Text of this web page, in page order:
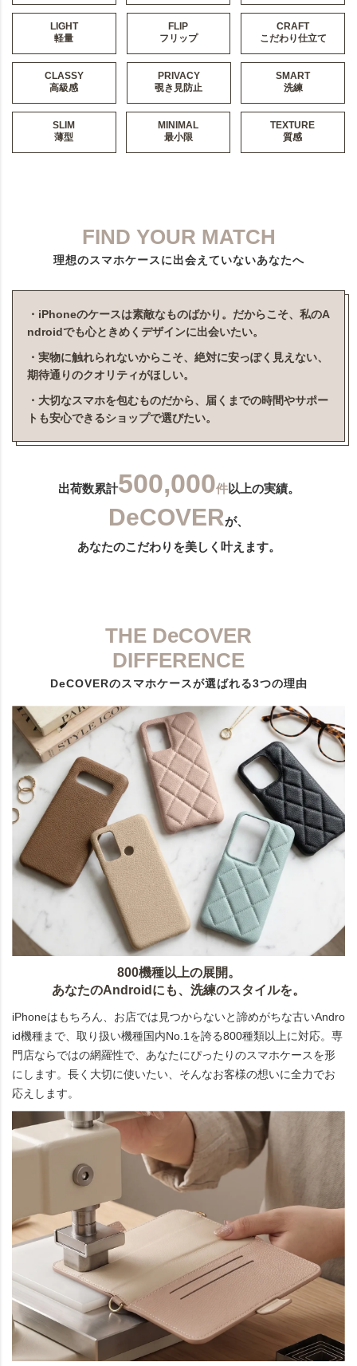
LIGHT
軽量
FLIP
フリップ
CRAFT
こだわり仕立て
CLASSY
高級感
PRIVACY
覗き見防止
SMART
洗練
SLIM
薄型
MINIMAL
最小限
TEXTURE
質感
FIND YOUR MATCH
理想のスマホケースに出会えていないあなたへ
・iPhoneのケースは素敵なものばかり。だからこそ、私のA
ndroidでも心ときめくデザインに出会いたい。
・実物に触れられないからこそ、絶対に安っぽく見えない、
期待通りのクオリティがほしい。
・大切なスマホを包むものだから、届くまでの時間やサポー
トも安心できるショップで選びたい。
出荷数累計500,000件以上の実績。
DeCOVERが、
あなたのこだわりを美しく叶えます。
THE DeCOVER
DIFFERENCE
DeCOVERのスマホケースが選ばれる3つの理由
800機種以上の展開。
あなたのAndroidにも、洗練のスタイルを。
iPhoneはもちろん、お店では見つからないと諦めがちな古いAndro
id機種まで、取り扱い機種国内No.1を誇る800種類以上に対応。専
門店ならではの網羅性で、あなたにぴったりのスマホケースを形
にします。長く大切に使いたい、そんなお客様の想いに全力でお
応えします。